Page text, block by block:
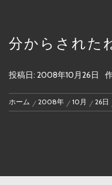
分からされた
投稿日: 2008年10月26日
ホーム 2008年 10月 26日